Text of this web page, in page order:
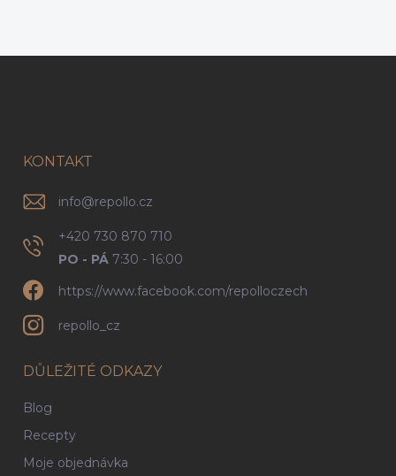
KONTAKT
info@repollo.cz
+420 730 870 710
PO - PÁ 7:30 - 16:00
https://www.facebook.com/repolloczech
repollo_cz
DŮLEŽITÉ ODKAZY
Blog
Recepty
Moje objednávka